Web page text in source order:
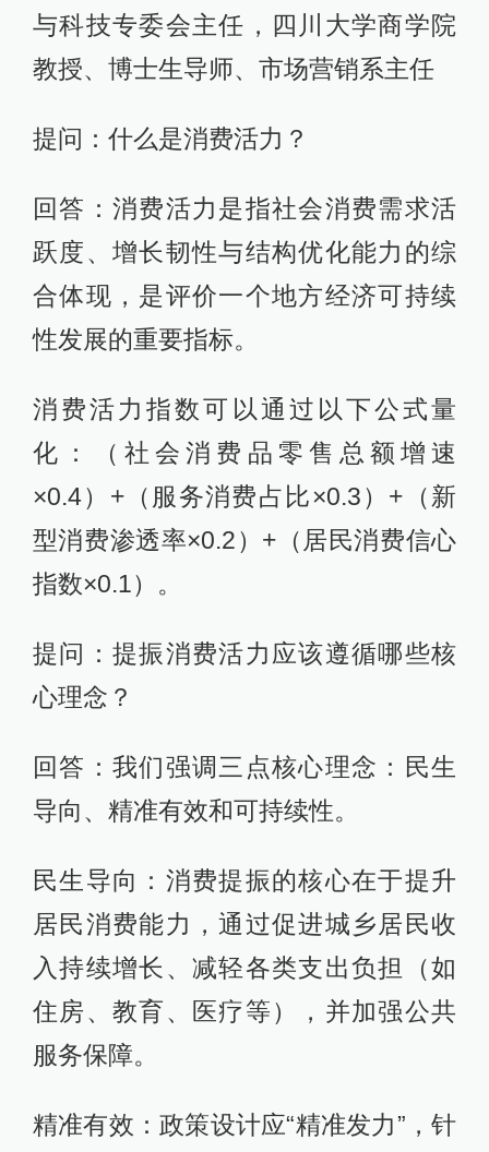
与科技专委会主任，四川大学商学院
教授、博士生导师、市场营销系主任
提问：什么是消费活力？
回答：消费活力是指社会消费需求活
跃度、增长韧性与结构优化能力的综
合体现，是评价一个地方经济可持续
性发展的重要指标。
消费活力指数可以通过以下公式量
化：（社会消费品零售总额增速
×0.4）+（服务消费占比×0.3）+（新
型消费渗透率×0.2）+（居民消费信心
指数×0.1）。
提问：提振消费活力应该遵循哪些核
心理念？
回答：我们强调三点核心理念：民生
导向、精准有效和可持续性。
民生导向：消费提振的核心在于提升
居民消费能力，通过促进城乡居民收
入持续增长、减轻各类支出负担（如
住房、教育、医疗等），并加强公共
服务保障。
精准有效：政策设计应“精准发力”，针